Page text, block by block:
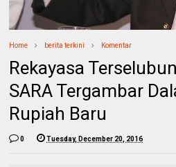
Home berita terkini Komentar
Rekayasa
SARA Tergambar
Rupiah Baru
0 Tuesday, December 20, 2016